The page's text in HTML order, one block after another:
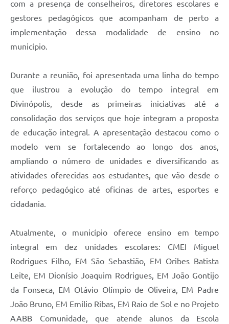
com a presença de conselheiros, diretores escolares e
gestores pedagógicos que acompanham de perto a
implementação dessa modalidade de ensino no
município.
Durante a reunião, foi apresentada uma linha do tempo
que ilustrou a evolução do tempo integral em
Divinópolis, desde as primeiras iniciativas até a
consolidação dos serviços que hoje integram a proposta
de educação integral. A apresentação destacou como o
modelo vem se fortalecendo ao longo dos anos,
ampliando o número de unidades e diversificando as
atividades oferecidas aos estudantes, que vão desde o
reforço pedagógico até oficinas de artes, esportes e
cidadania.
Atualmente, o município oferece ensino em tempo
integral em dez unidades escolares: CMEI Miguel
Rodrigues Filho, EM São Sebastião, EM Oribes Batista
Leite, EM Dionísio Joaquim Rodrigues, EM João Gontijo
da Fonseca, EM Otávio Olímpio de Oliveira, EM Padre
João Bruno, EM Emílio Ribas, EM Raio de Sol e no Projeto
AABB Comunidade, que atende alunos da Escola